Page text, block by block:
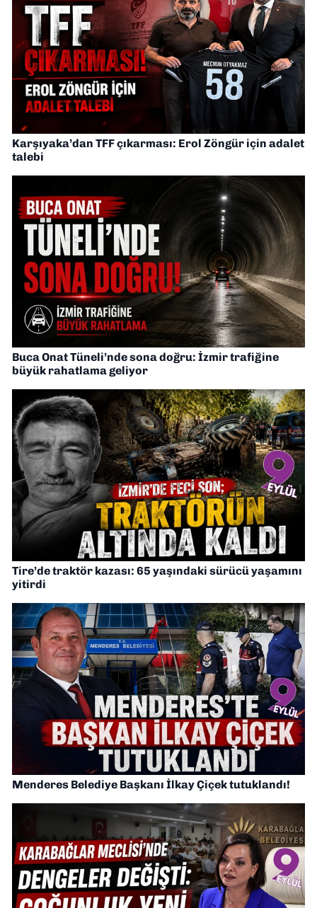
Karşıyaka’dan TFF çıkarması: Erol Zöngür için adalet
talebi
Buca Onat Tüneli’nde sona doğru: İzmir trafiğine
büyük rahatlama geliyor
Tire’de traktör kazası: 65 yaşındaki sürücü yaşamını
yitirdi
Menderes Belediye Başkanı İlkay Çiçek tutuklandı!